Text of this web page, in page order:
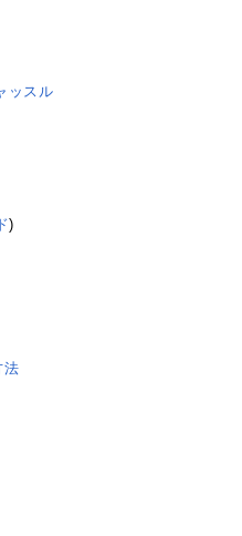
ッスル
)
法